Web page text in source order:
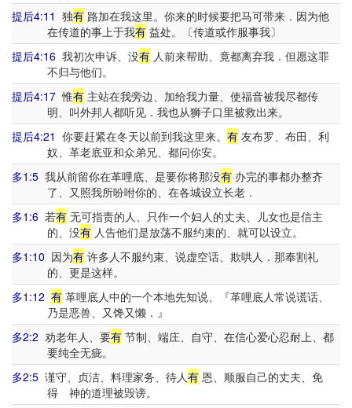
提后4:11 独有 路加在我这里。你来的时候要把马可带来．因为他
在传道的事上于我有益处。〔传道或作服事我〕
提后4:16 我初次申诉、没有 人前来帮助、竟都离弃我．但愿这罪
不归与他们。
提后4:17 惟有 主站在我旁边、加给我力量、使福音被我尽都传
明、叫外邦人都听见．我也从狮子口里被救出来。
提后4:21 你要赶紧在冬天以前到我这里来。 有 友布罗、布田、利
奴、革老底亚和众弟兄、都问你安。
多1:5 我从前留你在革哩底、是要你将那没有 办完的事都办整齐
了、又照我所吩咐你的、在各城设立长老．
多1:6 若有 无可指责的人、只作一个妇人的丈夫、儿女也是信主
的、没有人告他们是放荡不服约束的、就可以设立。
多1:10 因为有 许多人不服约束、说虚空话、欺哄人．那奉割礼
的、更是这样。
多1:12 有 革哩底人中的一个本地先知说、『革哩底人常说谎话、
乃是恶兽、又馋又懒．』
多2:2 劝老年人、要有 节制、端庄、自守、在信心爱心忍耐上、都
要纯全无疵。
多2:5 谨守、贞洁、料理家务、待人有 恩、顺服自己的丈夫、免
得 神的道理被毁谤。